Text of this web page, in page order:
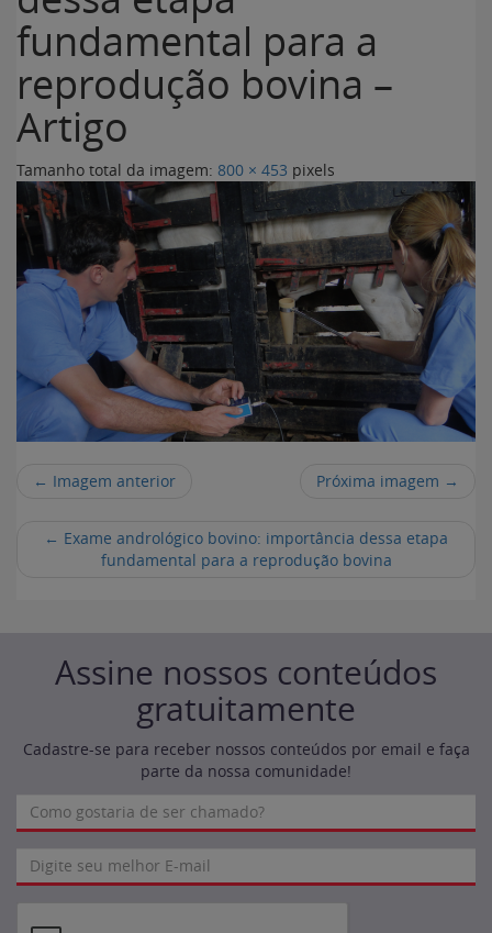
fundamental para a
reprodução bovina –
Artigo
Tamanho total da imagem: 800 × 453 pixels
← Imagem anterior Próxima imagem →
← Exame andrológico bovino: importância dessa etapa
fundamental para a reprodução bovina
Assine nossos conteúdos
gratuitamente
Cadastre-se para receber nossos conteúdos por email e faça
parte da nossa comunidade!